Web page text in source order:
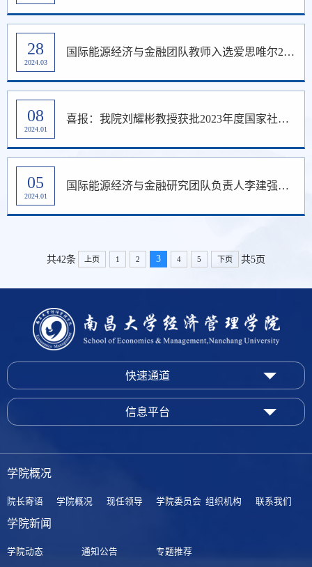
28
2024.03
国际能源经济与金融团队教师入选爱思唯尔2023中国高被引学者榜单
08
2024.01
喜报：我院刘耀彬教授获批2023年度国家社会科学基金重大项目立项
05
2024.01
国际能源经济与金融研究团队负责人李建强教授入选2023年全球前5%经济学家榜单
共42条 上页 1 2 3 4 5 下页 共5页
快速通道
信息平台
学院概况
院长寄语 学院概况 现任领导 学院委员会 组织机构 联系我们
学院新闻
学院动态 通知公告 专题推荐